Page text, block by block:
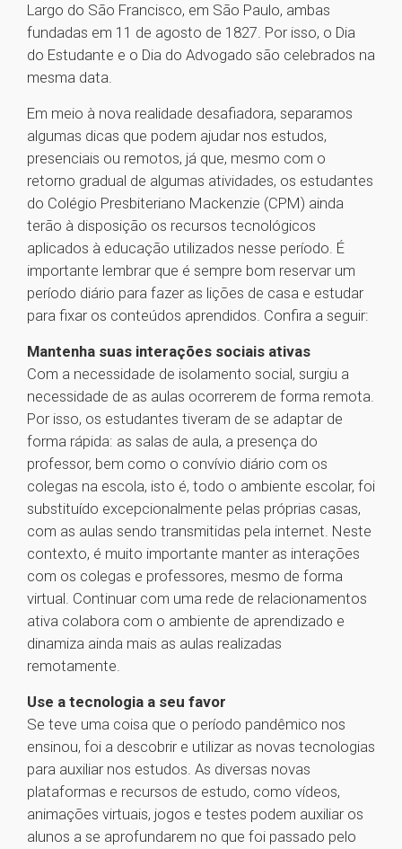
Largo do São Francisco, em São Paulo, ambas
fundadas em 11 de agosto de 1827. Por isso, o Dia
do Estudante e o Dia do Advogado são celebrados na
mesma data.
Em meio à nova realidade desafiadora, separamos
algumas dicas que podem ajudar nos estudos,
presenciais ou remotos, já que, mesmo com o
retorno gradual de algumas atividades, os estudantes
do Colégio Presbiteriano Mackenzie (CPM) ainda
terão à disposição os recursos tecnológicos
aplicados à educação utilizados nesse período. É
importante lembrar que é sempre bom reservar um
período diário para fazer as lições de casa e estudar
para fixar os conteúdos aprendidos. Confira a seguir:
Mantenha suas interações sociais ativas
Com a necessidade de isolamento social, surgiu a
necessidade de as aulas ocorrerem de forma remota.
Por isso, os estudantes tiveram de se adaptar de
forma rápida: as salas de aula, a presença do
professor, bem como o convívio diário com os
colegas na escola, isto é, todo o ambiente escolar, foi
substituído excepcionalmente pelas próprias casas,
com as aulas sendo transmitidas pela internet. Neste
contexto, é muito importante manter as interações
com os colegas e professores, mesmo de forma
virtual. Continuar com uma rede de relacionamentos
ativa colabora com o ambiente de aprendizado e
dinamiza ainda mais as aulas realizadas
remotamente.
Use a tecnologia a seu favor
Se teve uma coisa que o período pandêmico nos
ensinou, foi a descobrir e utilizar as novas tecnologias
para auxiliar nos estudos. As diversas novas
plataformas e recursos de estudo, como vídeos,
animações virtuais, jogos e testes podem auxiliar os
alunos a se aprofundarem no que foi passado pelo